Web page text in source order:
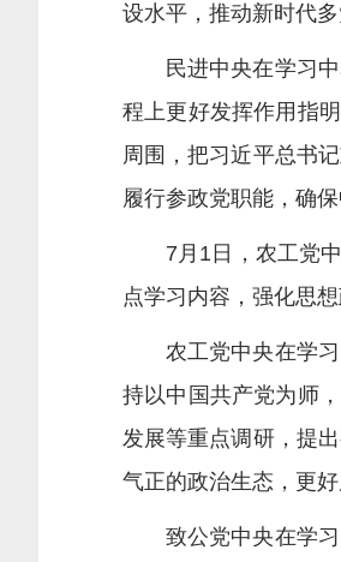
设水平，推动新时代
民进中央在学习中
程上更好发挥作用指
周围，把习近平总书
履行参政党职能，确
7月1日，农工党中
点学习内容，强化思
农工党中央在学习
持以中国共产党为师
发展等重点调研，提
气正的政治生态，更
致公党中央在学习